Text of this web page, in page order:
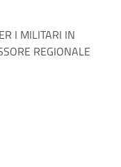
I MILITARI IN
REGIONALE